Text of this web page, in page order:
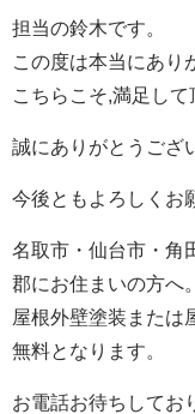
担当の鈴木です。
この度は本当にあり
こちらこそ,満足して
誠にありがとうござ
今後ともよろしくお
名取市・仙台市・角
郡にお住まいの方へ。
屋根外壁塗装または
無料となります。
お電話お待ちしてお